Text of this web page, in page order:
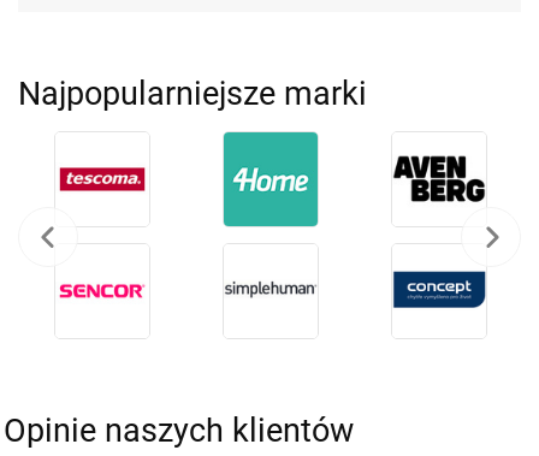
Najpopularniejsze marki
Opinie naszych klientów